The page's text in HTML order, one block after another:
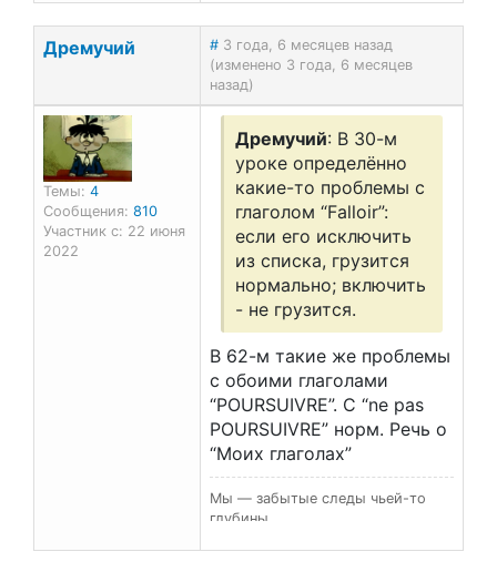
Дремучий # 3 года, 6 месяцев назад
(изменено 3 года, 6 месяцев
назад)
Темы: 4
Сообщения: 810
Участник с: 22 июня
2022
Дремучий: В 30-м
уроке определённо
какие-то проблемы с
глаголом “Falloir”:
если его исключить
из списка, грузится
нормально; включить
- не грузится.
В 62-м такие же проблемы
с обоими глаголами
“POURSUIVRE”. С “ne pas
POURSUIVRE” норм. Речь о
“Моих глаголах”
Мы — забытые следы чьей-то
глубины…